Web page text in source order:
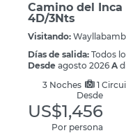
Camino del
4D/3Nts
Visitando:
Días de salida: Todos
Desde agosto 2026 A
3 Noches
1
Desde
US$1,456
Por persona